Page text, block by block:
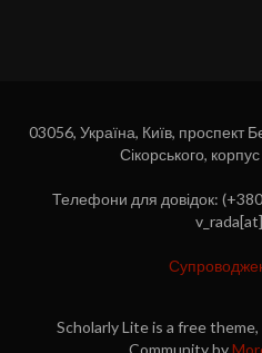
03056, Україна, Київ, проспект
Сікорського,
Телефони для довідок:
Scholarly Lite is a free
Community by